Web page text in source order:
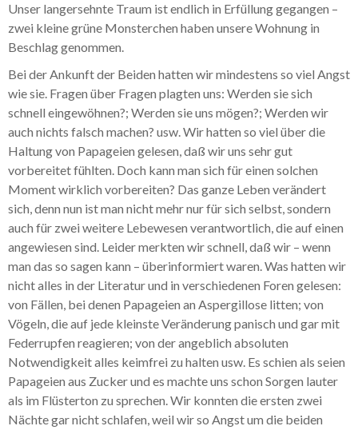
Unser langersehnte Traum ist endlich in Erfüllung gegangen –
zwei kleine grüne Monsterchen haben unsere Wohnung in
Beschlag genommen.
Bei der Ankunft der Beiden hatten wir mindestens so viel Angst
wie sie. Fragen über Fragen plagten uns: Werden sie sich
schnell eingewöhnen?; Werden sie uns mögen?; Werden wir
auch nichts falsch machen? usw. Wir hatten so viel über die
Haltung von Papageien gelesen, daß wir uns sehr gut
vorbereitet fühlten. Doch kann man sich für einen solchen
Moment wirklich vorbereiten? Das ganze Leben verändert
sich, denn nun ist man nicht mehr nur für sich selbst, sondern
auch für zwei weitere Lebewesen verantwortlich, die auf einen
angewiesen sind. Leider merkten wir schnell, daß wir – wenn
man das so sagen kann – überinformiert waren. Was hatten wir
nicht alles in der Literatur und in verschiedenen Foren gelesen:
von Fällen, bei denen Papageien an Aspergillose litten; von
Vögeln, die auf jede kleinste Veränderung panisch und gar mit
Federrupfen reagieren; von der angeblich absoluten
Notwendigkeit alles keimfrei zu halten usw. Es schien als seien
Papageien aus Zucker und es machte uns schon Sorgen lauter
als im Flüsterton zu sprechen. Wir konnten die ersten zwei
Nächte gar nicht schlafen, weil wir so Angst um die beiden